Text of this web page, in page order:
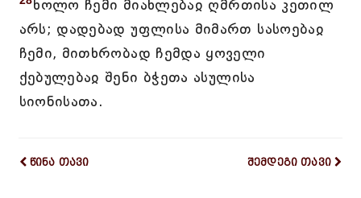
ხოლო ჩემი მიახლებაჲ ღმრთისა კეთილ
არს; დადებად უფლისა მიმართ სასოებაჲ
ჩემი, მითხრობად ჩემდა ყოველი
ქებულებაჲ შენი ბჭეთა ასულისა
სიონისათა.
წინა თავი შემდეგი თავი